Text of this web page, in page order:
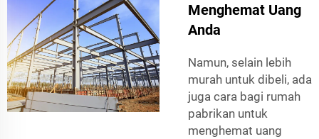
Menghemat Uang
Anda
Namun, selain lebih
murah untuk dibeli, ada
juga cara bagi rumah
pabrikan untuk
menghemat uang